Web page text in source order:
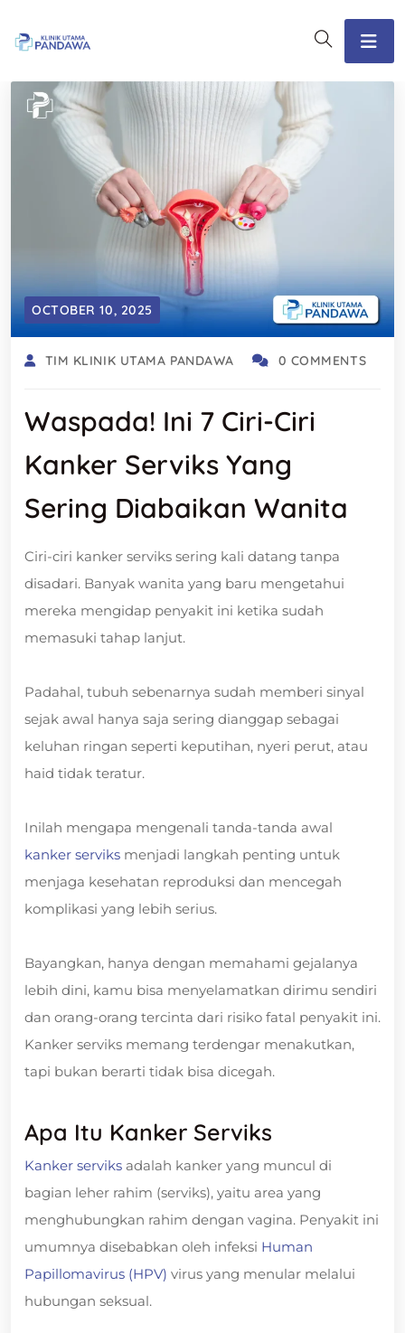
OCTOBER 10, 2025
TIM KLINIK UTAMA PANDAWA 0 COMMENTS
Waspada! Ini 7 Ciri-Ciri
Kanker Serviks Yang
Sering Diabaikan Wanita
Ciri-ciri kanker serviks sering kali datang tanpa
disadari. Banyak wanita yang baru mengetahui
mereka mengidap penyakit ini ketika sudah
memasuki tahap lanjut.
Padahal, tubuh sebenarnya sudah memberi sinyal
sejak awal hanya saja sering dianggap sebagai
keluhan ringan seperti keputihan, nyeri perut, atau
haid tidak teratur.
Inilah mengapa mengenali tanda-tanda awal
kanker serviks menjadi langkah penting untuk
menjaga kesehatan reproduksi dan mencegah
komplikasi yang lebih serius.
Bayangkan, hanya dengan memahami gejalanya
lebih dini, kamu bisa menyelamatkan dirimu sendiri
dan orang-orang tercinta dari risiko fatal penyakit ini.
Kanker serviks memang terdengar menakutkan,
tapi bukan berarti tidak bisa dicegah.
Apa Itu Kanker Serviks
Kanker serviks adalah kanker yang muncul di
bagian leher rahim (serviks), yaitu area yang
menghubungkan rahim dengan vagina. Penyakit ini
umumnya disebabkan oleh infeksi Human
Papillomavirus (HPV) virus yang menular melalui
hubungan seksual.